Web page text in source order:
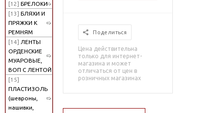
[12] БРЕЛОКИ
[13] БЛЯХИ И
ПРЯЖКИ К
РЕМНЯМ
[14] ЛЕНТЫ
ОРДЕНСКИЕ
МУАРОВЫЕ,
ВОП С ЛЕНТОЙ
[15]
ПЛАСТИЗОЛЬ
(шевроны,
нашивки,
Поделиться
Цена действительна
только для интернет-
магазина и может
отличаться от цен в
розничных магазинах